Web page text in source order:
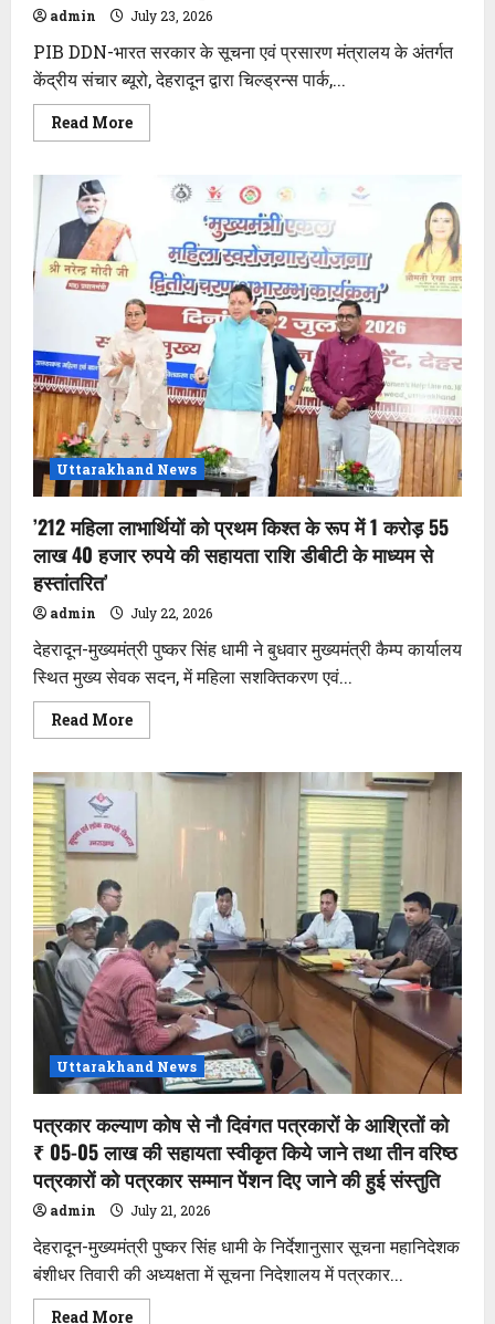
admin July 23, 2026
PIB DDN-भारत सरकार के सूचना एवं प्रसारण मंत्रालय के अंतर्गत
केंद्रीय संचार ब्यूरो, देहरादून द्वारा चिल्ड्रन्स पार्क,...
Read MoreRead
more
‘विकसित
राम
जी
(ग्रामीण)’
विषय
पर
केंद्रीय
संचार
ब्यूरो
का
तीन
दिवसीय
एकीकृत
संचार
एवं
आउटरीच
कार्यक्रम
हुआ
समापन
Uttarakhand News
’212 महिला लाभार्थियों को प्रथम किश्त के रूप में 1 करोड़ 55
लाख 40 हजार रुपये की सहायता राशि डीबीटी के माध्यम से
हस्तांतरित’
admin July 22, 2026
देहरादून-मुख्यमंत्री पुष्कर सिंह धामी ने बुधवार मुख्यमंत्री कैम्प कार्यालय
स्थित मुख्य सेवक सदन, में महिला सशक्तिकरण एवं...
Read MoreRead
more
महिला
लाभार्थियों
किश्त
के
करोड़
55
लाख
40
हजार
रुपये
की
सहायता
राशि
डीबीटी
के
माध्यम
हस्तांतरित’
Uttarakhand News
पत्रकार कल्याण कोष से नौ दिवंगत पत्रकारों के आश्रितों को
₹ 05-05 लाख की सहायता स्वीकृत किये जाने तथा तीन वरिष्ठ
पत्रकारों को पत्रकार सम्मान पेंशन दिए जाने की हुई संस्तुति
admin July 21, 2026
देहरादून-मुख्यमंत्री पुष्कर सिंह धामी के निर्देशानुसार सूचना महानिदेशक
बंशीधर तिवारी की अध्यक्षता में सूचना निदेशालय में पत्रकार...
Read MoreRead